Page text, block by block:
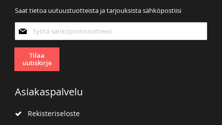
Saat tietoa uutuustuotteista ja tarjouksista sähköpostiisi
uutiskirjeemme:
Tilaa
uutiskirje
Asiakaspalvelu
Rekisteriseloste